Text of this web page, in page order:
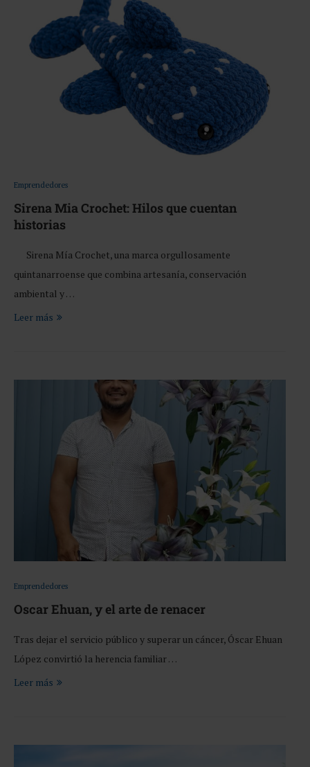
Emprendedores
Sirena Mia Crochet: Hilos que cuentan
historias
Sirena Mía Crochet, una marca orgullosamente
quintanarroense que combina artesanía, conservación
ambiental y …
Leer más
Emprendedores
Oscar Ehuan, y el arte de renacer
Tras dejar el servicio público y superar un cáncer, Óscar Ehuan
López convirtió la herencia familiar …
Leer más